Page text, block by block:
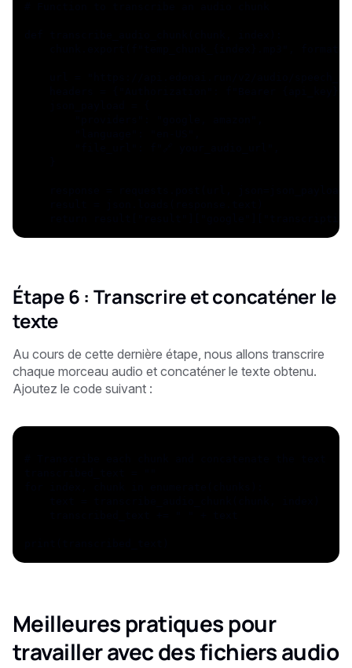
Étape 6 : Transcrire et concaténer le
texte
Au cours de cette dernière étape, nous allons transcrire
chaque morceau audio et concaténer le texte obtenu.
Ajoutez le code suivant :
Meilleures pratiques pour
travailler avec des fichiers audio